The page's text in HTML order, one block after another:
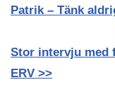
Patrik – Tänk
Stor intervju med
ERV >>